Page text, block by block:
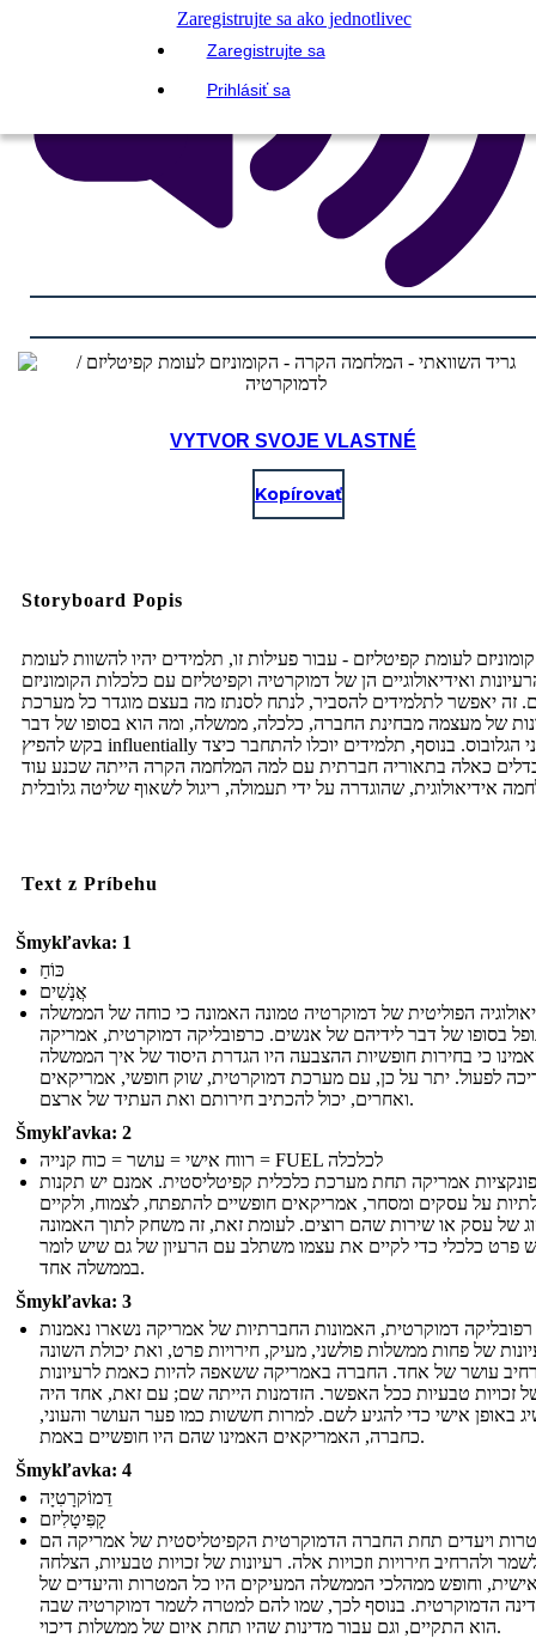
Zaregistrujte sa ako jednotlivec
Zaregistrujte sa
Prihlásiť sa
VYTVOR SVOJE VLASTNÉ
Kopírovať
Storyboard Popis
קומוניזם לעומת קפיטליזם - עבור פעילות זו, תלמידים יהיו להשוות לעומת
ואידיאולוגיים הן של דמוקרטיה וקפיטליזם עם כלכלות הקומוניזם
זה יאפשר לתלמידים להסביר, לנתח לסנתז מה בעצם מוגדר כל מערכת
של מעצמה מבחינת החברה, כלכלה, ממשלה, ומה הוא בסופו של דבר
בקש להפיץ influentially על פני הגלובוס. בנוסף, תלמידים יוכלו להתחבר כיצד
כאלה בתאוריה חברתית עם למה המלחמה הקרה הייתה שכנע עוד
Text z Príbehu
Šmykľavka: 1
כּוֹחַ
אֲנָשִׁים
הפוליטית של דמוקרטיה טמונה האמונה כי כוחה של הממשלה
בסופו של דבר לידיהם של אנשים. כרפובליקה דמוקרטית, אמריקה
כי בחירות חופשיות ההצבעה היו הגדרת היסוד של איך הממשלה
לפעול. יתר על כן, עם מערכת דמוקרטית, שוק חופשי, אמריקאים
ואחרים, יכול להכתיב חירותם ואת העתיד של ארצם.
Šmykľavka: 2
רווח אישי = עושר = כוח קנייה = FUEL לכלכלה
פונקציות אמריקה תחת מערכת כלכלית קפיטליסטית. אמנם יש תקנות
על עסקים ומסחר, אמריקאים חופשיים להתפתח, לצמוח, ולקיים
של עסק או שירות שהם רוצים. לעומת זאת, זה משחק לתוך האמונה
פרט כלכלי כדי לקיים את עצמו משתלב עם הרעיון של גם שיש לומר
בממשלה אחד.
Šmykľavka: 3
דמוקרטית, האמונות החברתיות של אמריקה נשארו נאמנות
של פחות ממשלות פולשני, מעיק, חירויות פרט, ואת יכולת השונה
עושר של אחד. החברה באמריקה ששאפה להיות כאמת לרעיונות
זכויות טבעיות ככל האפשר. הזדמנות הייתה שם; עם זאת, אחד היה
באופן אישי כדי להגיע לשם. למרות חששות כמו פער העושר והעוני,
כחברה, האמריקאים האמינו שהם היו חופשיים באמת.
Šmykľavka: 4
דֵמוֹקרָטִיָה
קָפִּיטָלִיזם
ויעדים תחת החברה הדמוקרטית הקפיטליסטית של אמריקה הם
ולהרחיב חירויות וזכויות אלה. רעיונות של זכויות טבעיות, הצלחה
וחופש ממהלכי הממשלה המעיקים היו כל המטרות והיעדים של
הדמוקרטית. בנוסף לכך, שמו להם למטרה לשמר דמוקרטיה שבה
הוא התקיים, וגם עבור מדינות שהיו תחת איום של ממשלות דיכוי.